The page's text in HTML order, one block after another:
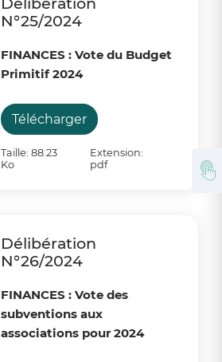
N°25/2024
FINANCES : Vote du Budget
Primitif 2024
Télécharger
Taille: 88.23
Ko
Extension:
pdf
Délibération
N°26/2024
FINANCES : Vote des
subventions aux
associations pour 2024